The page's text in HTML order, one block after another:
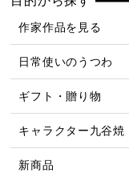
作家作品を見る
日常使いのうつわ
ギフト・贈り物
キャラクター九谷焼
新商品